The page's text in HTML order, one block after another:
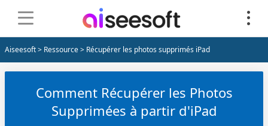
Aiseesoft> Ressource> Récupérer les photos supprimés iPad
Comment Récupérer les Photos
Supprimées à partir d'iPad